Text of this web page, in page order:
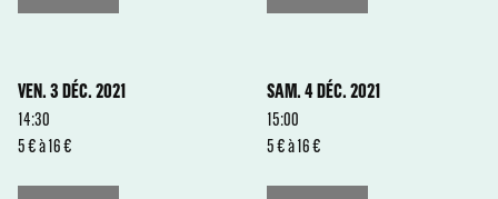
VEN. 3 DÉC. 2021
14:30
5 € à 16 €
SAM. 4 DÉC. 2021
15:00
5 € à 16 €